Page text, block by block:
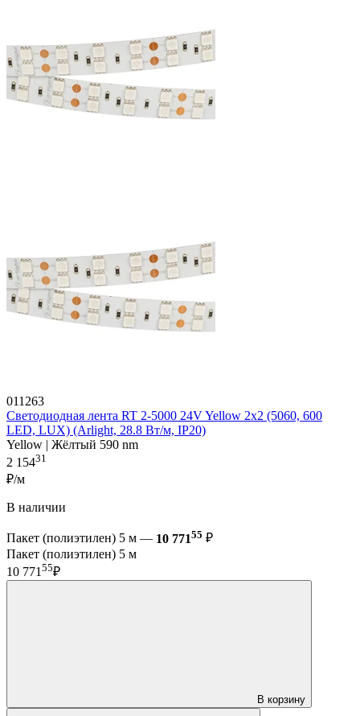
011263
Светодиодная лента RT 2-5000 24V Yellow 2x2 (5060, 600
LED, LUX) (Arlight, 28.8 Вт/м, IP20)
Yellow | Жёлтый 590 nm
2 15431
₽/м
В наличии
Пакет (полиэтилен) 5 м — 10 77155 ₽
Пакет (полиэтилен) 5 м
10 771 55₽
В корзину